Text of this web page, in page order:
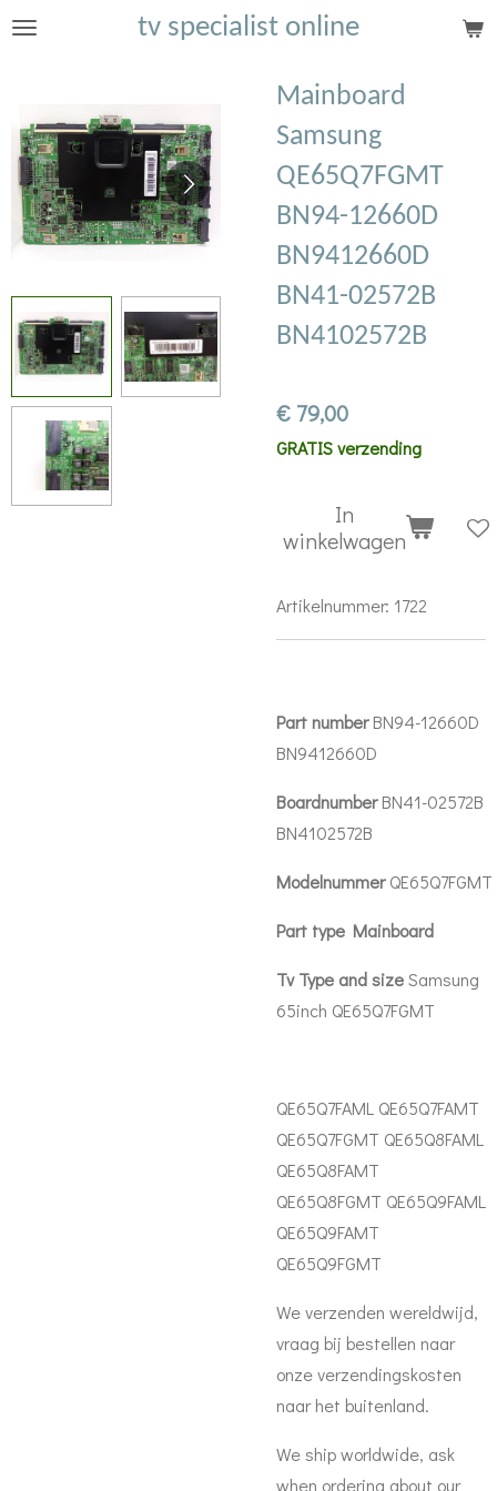
Ga
hoofdinhoud
tv specialist online
Mainboard
Samsung
QE65Q7FGMT
BN94-12660D
BN9412660D
BN41-02572B
BN4102572B
€ 79,00
GRATIS verzending
In
winkelwagen
Artikelnummer: 1722
Part numberBN94-12660D
BN9412660D
BoardnumberBN41-02572B
BN4102572B
ModelnummerQE65Q7FGMT
Part type Mainboard
Tv Type and sizeSamsung
65inch QE65Q7FGMT
QE65Q7FAML QE65Q7FAMT
QE65Q7FGMT QE65Q8FAML
QE65Q8FAMT
QE65Q8FGMT QE65Q9FAML
QE65Q9FAMT
QE65Q9FGMT
We verzenden wereldwijd,
vraag bij bestellen naar
onze verzendingskosten
naar het buitenland.
We ship worldwide, ask
when ordering about our